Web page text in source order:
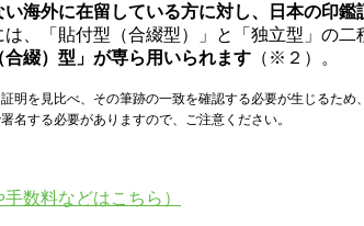
海外に在留している方に対し、日本の印
、「貼付型（合綴型）」と「独立型」の二
綴）型」が専ら用いられます （※２）。
を見比べ、その筆跡の一致を確認する必要が生じるた
名する必要がありますので、ご注意ください。
数料などはこちら）